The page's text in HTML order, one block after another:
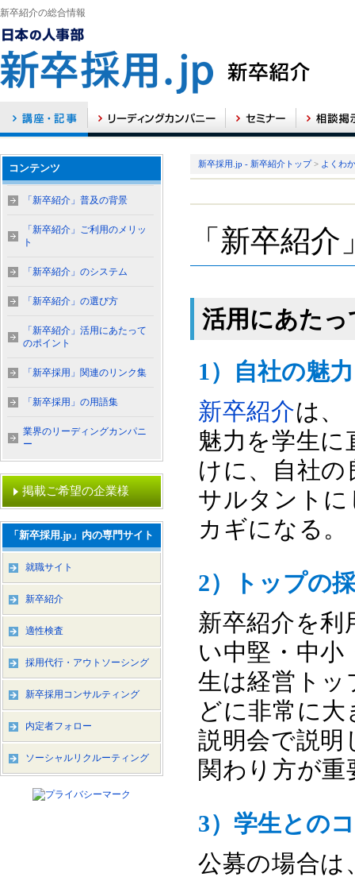
新卒紹介の総合情報
新卒採用.jp - 新卒紹介トップ> よくわ
「新卒紹
活用にあた
1）自社の魅
新卒紹介は、
魅力を学生
けに、自社の
サルタント
カギになる。
2）トップの
新卒紹介を利
い中堅・中
生は経営トッ
どに非常に
説明会で説明
関わり方が重
3）学生との
公募の場合は
コンテンツ
「新卒紹介」普及の背景
「新卒紹介」ご利用のメリッ
ト
「新卒紹介」のシステム
「新卒紹介」の選び方
「新卒紹介」活用にあたって
のポイント
「新卒採用」関連のリンク集
「新卒採用」の用語集
業界のリーディングカンパニ
ー
掲載ご希望の企業様
「新卒採用.jp」内の専門サイト
就職サイト
新卒紹介
適性検査
採用代行・アウトソーシング
新卒採用コンサルティング
内定者フォロー
ソーシャルリクルーティング